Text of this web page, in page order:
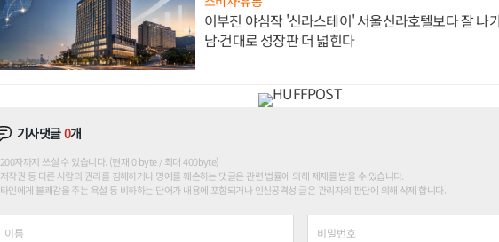
이부진 야심작 '신라스테이' 서울신라호텔보다 잘 나
남·건대로 성장판 더 넓힌다
기사댓글0개
200자까지 쓰실 수 있습니다. (현재 0 byte / 최대 400byte)
저작권 등 다른 사람의 권리를 침해하거나 명예를 훼손하는 댓글은 관련 법률에 의해 제재를 받을 수 있습니다.
타인에게 불쾌감을 주는 욕설 등 비하하는 단어가 내용에 포함되거나 인신공격성 글은 관리자의 판단에 의해 삭제 합니다.